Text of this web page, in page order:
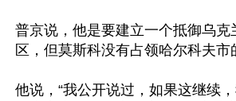
普京说，他是要建立一个抵御乌克
区，但莫斯科没有占领哈尔科夫市
他说，“我公开说过，如果这继续